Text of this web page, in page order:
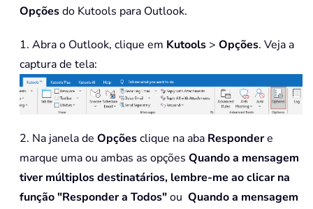
Opçõesdo Kutools para Outlook.
1. Abra o Outlook, clique em Kutools > Opções. Veja a
captura de tela:
2. Na janela de Opçõesclique na aba Respondere
marque uma ou ambas as opções Quando a mensagem
tiver múltiplos destinatários, lembre-me ao clicar na
função "Responder a Todos"ou Quando a mensagem